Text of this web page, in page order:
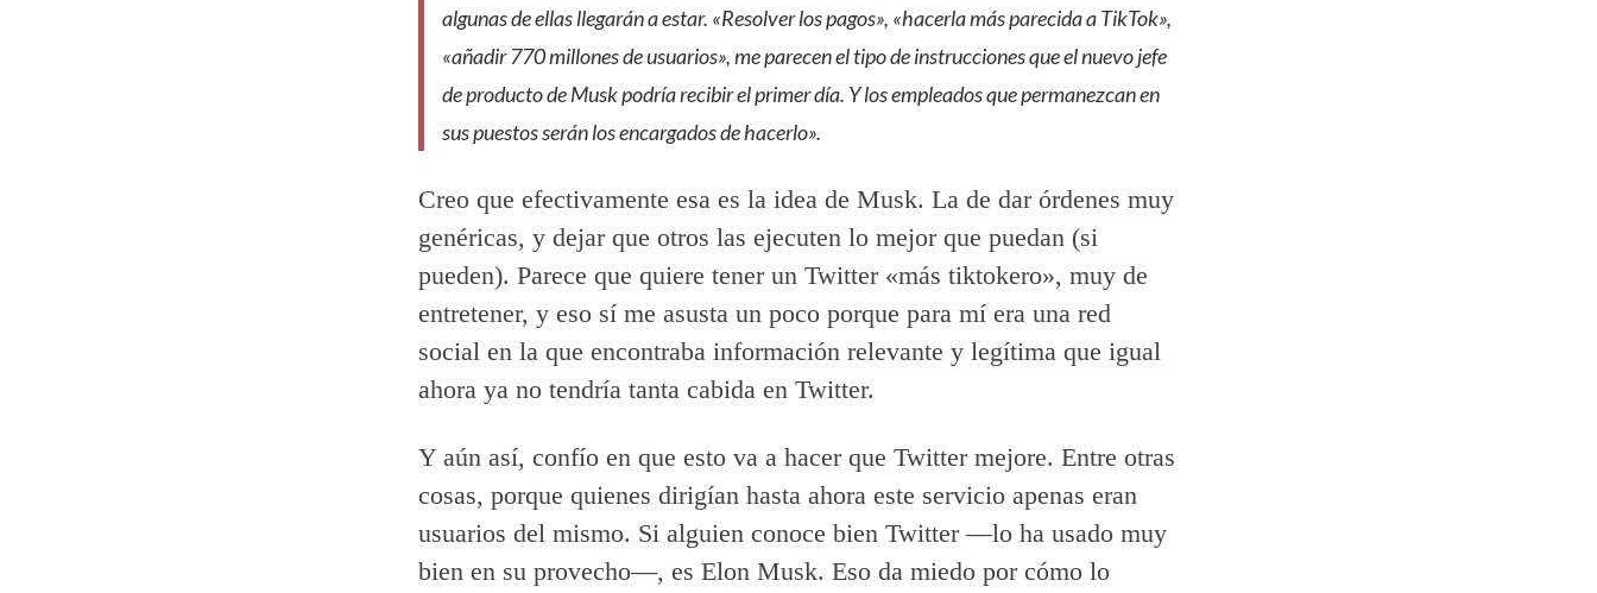
algunas de ellas llegarán a estar. «Resolver los pagos», «hacerla más parecida a TikTok»,
«añadir 770 millones de usuarios», me parecen el tipo de instrucciones que el nuevo jefe
de producto de Musk podría recibir el primer día. Y los empleados que permanezcan en
sus puestos serán los encargados de hacerlo».
Creo que efectivamente esa es la idea de Musk. La de dar órdenes muy
genéricas, y dejar que otros las ejecuten lo mejor que puedan (si
pueden). Parece que quiere tener un Twitter «más tiktokero», muy de
entretener, y eso sí me asusta un poco porque para mí era una red
social en la que encontraba información relevante y legítima que igual
ahora ya no tendría tanta cabida en Twitter.
Y aún así, confío en que esto va a hacer que Twitter mejore. Entre otras
cosas, porque quienes dirigían hasta ahora este servicio apenas eran
usuarios del mismo. Si alguien conoce bien Twitter —lo ha usado muy
bien en su provecho—, es Elon Musk. Eso da miedo por cómo lo